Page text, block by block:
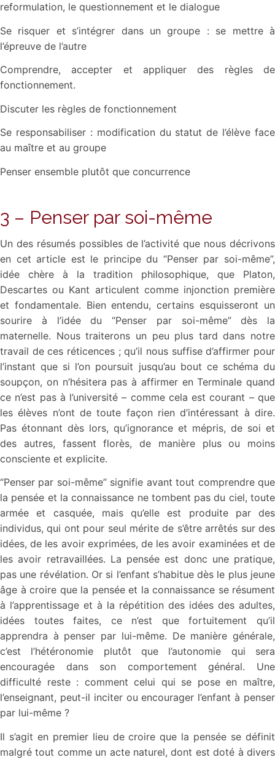
reformulation, le questionnement et le dialogue
Se risquer et s’intégrer dans un groupe : se mettre à
l’épreuve de l’autre
Comprendre, accepter et appliquer des règles de
fonctionnement.
Discuter les règles de fonctionnement
Se responsabiliser : modification du statut de l’élève face
au maître et au groupe
Penser ensemble plutôt que concurrence
3 – Penser par soi-même
Un des résumés possibles de l’activité que nous décrivons
en cet article est le principe du “Penser par soi-même”,
idée chère à la tradition philosophique, que Platon,
Descartes ou Kant articulent comme injonction première
et fondamentale. Bien entendu, certains esquisseront un
sourire à l’idée du “Penser par soi-même” dès la
maternelle. Nous traiterons un peu plus tard dans notre
travail de ces réticences ; qu’il nous suffise d’affirmer pour
l’instant que si l’on poursuit jusqu’au bout ce schéma du
soupçon, on n’hésitera pas à affirmer en Terminale quand
ce n’est pas à l’université – comme cela est courant – que
les élèves n’ont de toute façon rien d’intéressant à dire.
Pas étonnant dès lors, qu’ignorance et mépris, de soi et
des autres, fassent florès, de manière plus ou moins
consciente et explicite.
“Penser par soi-même” signifie avant tout comprendre que
la pensée et la connaissance ne tombent pas du ciel, toute
armée et casquée, mais qu’elle est produite par des
individus, qui ont pour seul mérite de s’être arrêtés sur des
idées, de les avoir exprimées, de les avoir examinées et de
les avoir retravaillées. La pensée est donc une pratique,
pas une révélation. Or si l’enfant s’habitue dès le plus jeune
âge à croire que la pensée et la connaissance se résument
à l’apprentissage et à la répétition des idées des adultes,
idées toutes faites, ce n’est que fortuitement qu’il
apprendra à penser par lui-même. De manière générale,
c’est l’hétéronomie plutôt que l’autonomie qui sera
encouragée dans son comportement général. Une
difficulté reste : comment celui qui se pose en maître,
l’enseignant, peut-il inciter ou encourager l’enfant à penser
par lui-même ?
Il s’agit en premier lieu de croire que la pensée se définit
malgré tout comme un acte naturel, dont est doté à divers